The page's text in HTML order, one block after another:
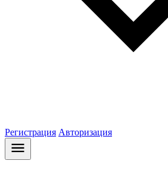
Регистрация Авторизация